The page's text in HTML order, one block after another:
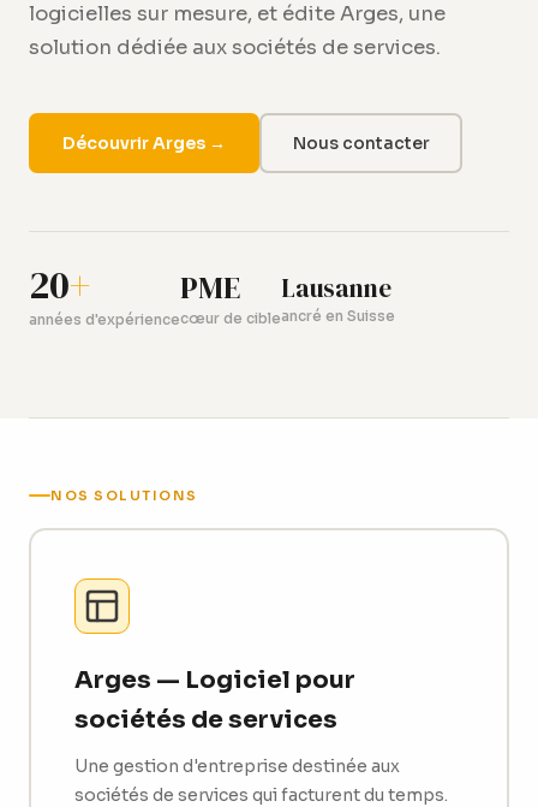
logicielles sur mesure, et édite Arges, une
solution dédiée aux sociétés de services.
Découvrir Arges → Nous contacter
20+
années d'expérience
PME
cœur de cible
Lausanne
ancré en Suisse
NOS SOLUTIONS
Arges — Logiciel pour
sociétés de services
Une gestion d'entreprise destinée aux
sociétés de services qui facturent du temps.